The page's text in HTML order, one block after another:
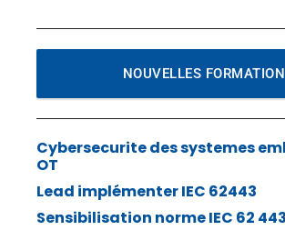
NOUVELLES FORMATION
Cybersecurite des systemes
OT
Lead implémenter IEC 62443
Sensibilisation norme IEC 62 443